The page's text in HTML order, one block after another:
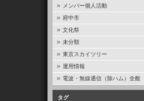
メンバー個人活動
府中市
文化祭
未分類
東京スカイツリー
運用情報
電波・無線通信（除ハム）全般
タグ